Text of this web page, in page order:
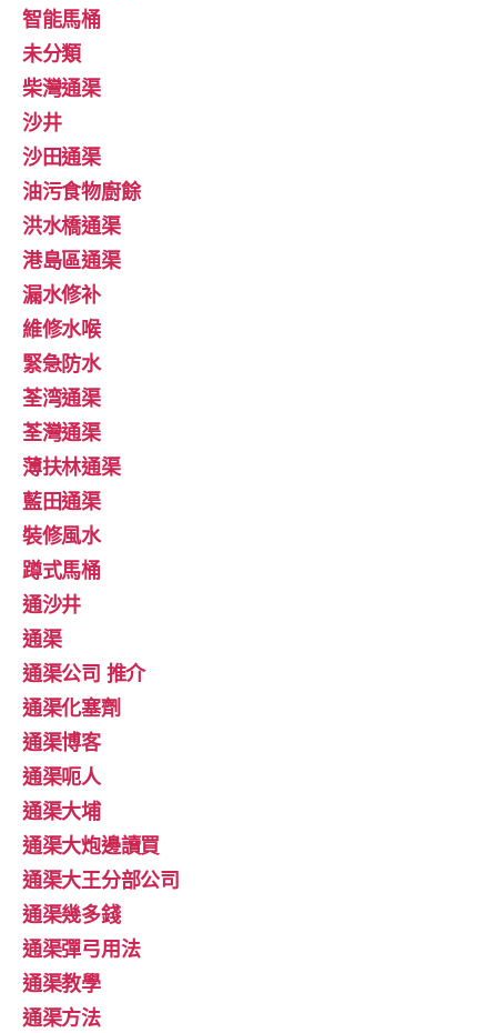
智能馬桶
未分類
柴灣通渠
沙井
沙田通渠
油污食物廚餘
洪水橋通渠
港島區通渠
漏水修补
維修水喉
緊急防水
荃湾通渠
荃灣通渠
薄扶林通渠
藍田通渠
裝修風水
蹲式馬桶
通沙井
通渠
通渠公司 推介
通渠化塞劑
通渠博客
通渠呃人
通渠大埔
通渠大炮邊讀買
通渠大王分部公司
通渠幾多錢
通渠彈弓用法
通渠教學
通渠方法